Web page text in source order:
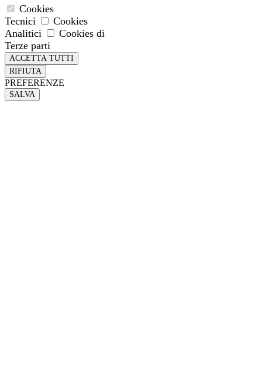
Cookies
Tecnici
Cookies
Analitici
Cookies di
Terze parti
PREFERENZE